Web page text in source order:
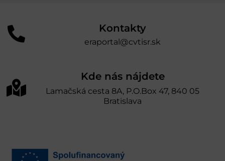
Kontakty
eraportal@cvtisr.sk
Kde nás nájdete
Lamačská cesta 8A, P.O.Box 47, 840 05
Bratislava